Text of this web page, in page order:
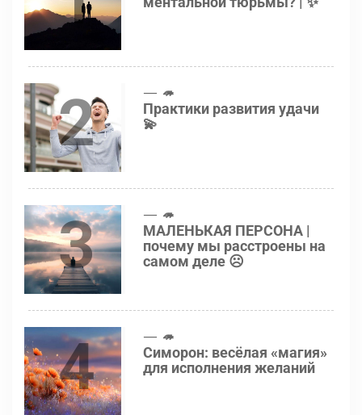
2 🦔
Практики развития удачи
💫
3 🦔
МАЛЕНЬКАЯ ПЕРСОНА |
почему мы расстроены на
самом деле ☹️
4 🦔
Симорон: весёлая «магия»
для исполнения желаний